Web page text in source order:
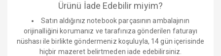
Ürünü İade Edebilir miyim?
Satın aldığınız notebook parçasının ambalajının
orijinalliğini korumanız ve tarafınıza gönderilen faturayı
nüshası ile birlikte göndermeniz koşuluyla, 14 gün içerisinde
hiçbir mazeret belirtmeden iade edebilirsiniz.